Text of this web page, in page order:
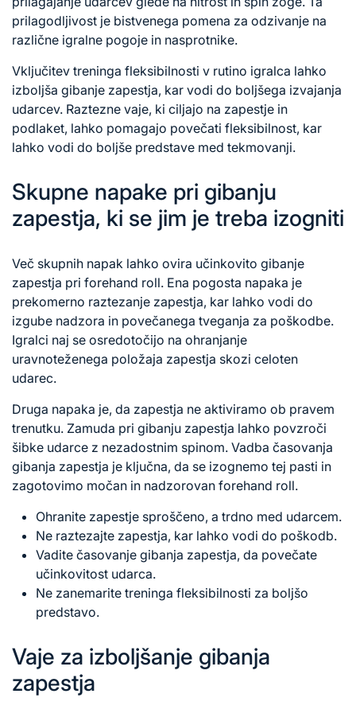
prilagodljivost je bistvenega pomena za odzivanje na
različne igralne pogoje in nasprotnike.
Vključitev treninga fleksibilnosti v rutino igralca lahko
izboljša gibanje zapestja, kar vodi do boljšega izvajanja
udarcev. Raztezne vaje, ki ciljajo na zapestje in
podlaket, lahko pomagajo povečati fleksibilnost, kar
lahko vodi do boljše predstave med tekmovanji.
Skupne napake pri gibanju
zapestja, ki se jim je treba izogniti
Več skupnih napak lahko ovira učinkovito gibanje
zapestja pri forehand roll. Ena pogosta napaka je
prekomerno raztezanje zapestja, kar lahko vodi do
izgube nadzora in povečanega tveganja za poškodbe.
Igralci naj se osredotočijo na ohranjanje
uravnoteženega položaja zapestja skozi celoten
udarec.
Druga napaka je, da zapestja ne aktiviramo ob pravem
trenutku. Zamuda pri gibanju zapestja lahko povzroči
šibke udarce z nezadostnim spinom. Vadba časovanja
gibanja zapestja je ključna, da se izognemo tej pasti in
zagotovimo močan in nadzorovan forehand roll.
Ohranite zapestje sproščeno, a trdno med udarcem.
Ne raztezajte zapestja, kar lahko vodi do poškodb.
Vadite časovanje gibanja zapestja, da povečate
učinkovitost udarca.
Ne zanemarite treninga fleksibilnosti za boljšo
predstavo.
Vaje za izboljšanje gibanja
zapestja